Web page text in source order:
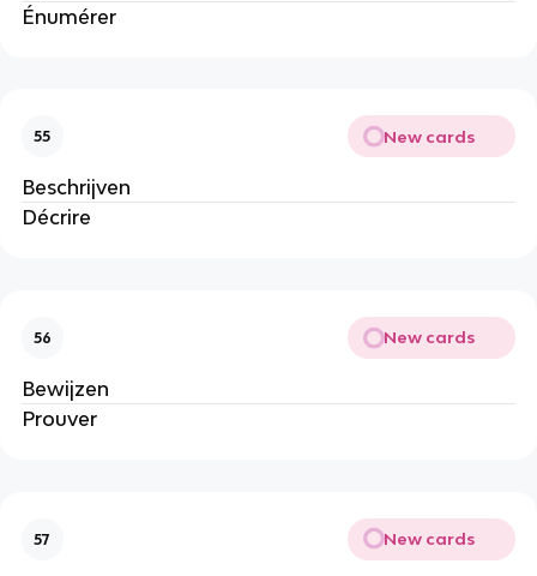
Énumérer
55 New cards
Beschrijven
Décrire
56 New cards
Bewijzen
Prouver
57 New cards